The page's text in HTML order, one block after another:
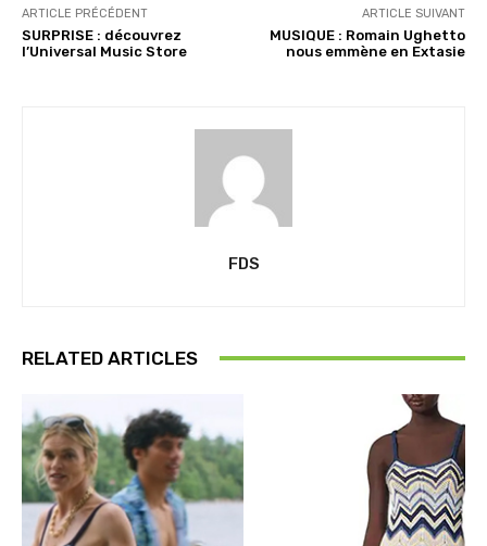
ARTICLE PRÉCÉDENT
SURPRISE : découvrez
l’Universal Music Store
ARTICLE SUIVANT
MUSIQUE : Romain Ughetto
nous emmène en Extasie
FDS
RELATED ARTICLES